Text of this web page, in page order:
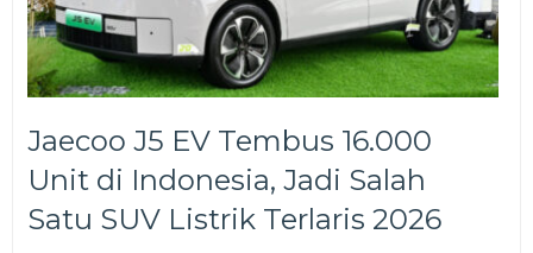
Jaecoo J5 EV Tembus 16.000
Unit di Indonesia, Jadi Salah
Satu SUV Listrik Terlaris 2026